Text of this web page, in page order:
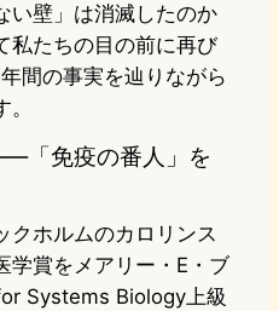
い壁」は消滅したのか
たちの目の前に再び
間の事実を辿りながら
「免疫の番人」を
クホルムのカロリンス
学賞をメアリー・E・ブ
Systems Biology上級